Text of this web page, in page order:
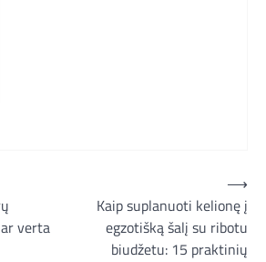
verta
Kaip suplanuoti kelionę į
egzotišką šalį su ribotu
biudžetu: 15 praktinių
⟶